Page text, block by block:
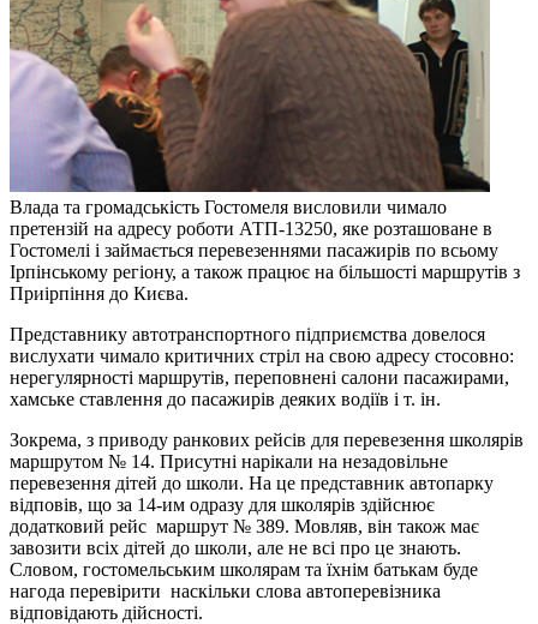
Влада та громадськість Гостомеля висловили чимало
претензій на адресу роботи АТП-13250, яке розташоване в
Гостомелі і займається перевезеннями пасажирів по всьому
Ірпінському регіону, а також працює на більшості маршрутів з
Приірпіння до Києва.
Представнику автотранспортного підприємства довелося
вислухати чимало критичних стріл на свою адресу стосовно:
нерегулярності маршрутів, переповнені салони пасажирами,
хамське ставлення до пасажирів деяких водіїв і т. ін.
Зокрема, з приводу ранкових рейсів для перевезення школярів
маршрутом № 14. Присутні нарікали на незадовільне
перевезення дітей до школи. На це представник автопарку
відповів, що за 14-им одразу для школярів здійснює
додатковий рейс маршрут № 389. Мовляв, він також має
завозити всіх дітей до школи, але не всі про це знають.
Словом, гостомельським школярам та їхнім батькам буде
нагода перевірити наскільки слова автоперевізника
відповідають дійсності.